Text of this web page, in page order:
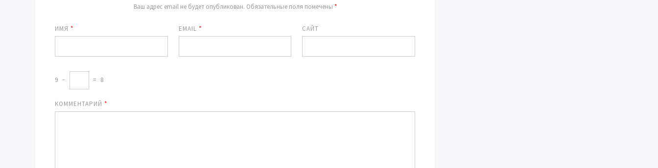
Ваш адрес email не будет опубликован. Обязательные поля помечены *
ИМЯ * EMAIL * САЙТ
9 − = 8
КОММЕНТАРИЙ *